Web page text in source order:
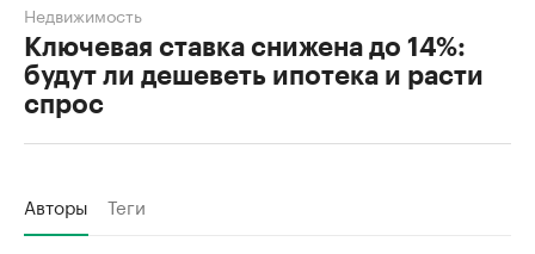
Ключевая ставка снижена до 14%:
будут ли дешеветь ипотека и расти
спрос
Недвижимость
Авторы Теги